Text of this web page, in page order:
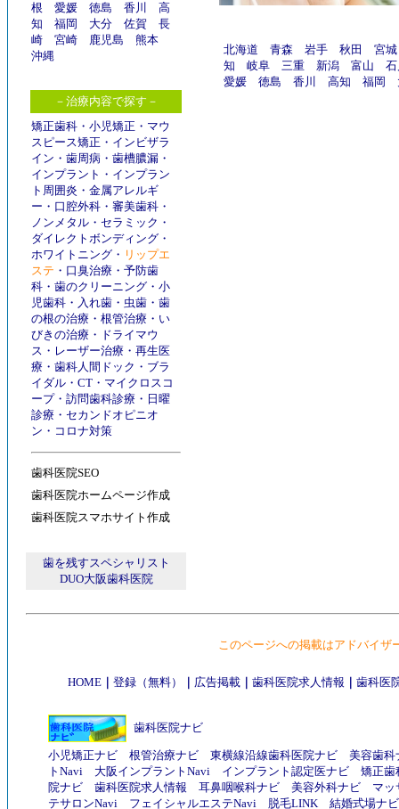
根
愛媛 徳島 香川
高
知
福岡 大分 佐賀
長
崎
宮崎 鹿児島
熊本
沖縄
－治療内容で探す－
矯正歯科 ・ 小児矯正 ・ マウ
スピース矯正 ・ インビザラ
イン ・ 歯周病 ・ 歯槽膿漏 ・
インプラント ・ インプラン
ト周囲炎 ・ 金属アレルギ
ー ・ 口腔外科 ・ 審美歯科 ・
ノンメタル ・ セラミック ・
ダイレクトボンディング ・
ホワイトニング ・ リップエ
ステ ・ 口臭治療 ・ 予防歯
科 ・ 歯のクリーニング ・ 小
児歯科 ・ 入れ歯 ・ 虫歯 ・ 歯
の根の治療 ・ 根管治療 ・ い
びきの治療 ・ ドライマウ
ス ・ レーザー治療 ・ 再生医
療 ・ 歯科人間ドック ・ ブラ
イダル ・ CT ・ マイクロスコ
ープ・ 訪問歯科診療 ・ 日曜
診療 ・ セカンドオピニオ
ン ・ コロナ対策
歯科医院SEO
歯科医院ホームページ作成
歯科医院スマホサイト作成
歯を残すスペシャリスト
DUO大阪歯科医院
北海道 青森 岩手 秋田
宮城
知
岐阜 三重 新潟 富山
愛媛
徳島 香川 高知 福岡
このページへの掲載はアドバイザ
HOME 登録（無料） 広告掲載 歯科医院求人情報 歯科医
歯科医院ナビ
小児矯正ナビ 根管治療ナビ 東横線沿線歯科医院ナビ
美容歯科
トNavi
大阪インプラントNavi インプラント認定医ナビ
矯正歯
院ナビ
歯科医院求人情報 耳鼻咽喉科ナビ 美容外科ナビ
マッ
テサロンNavi
フェイシャルエステNavi 脱毛LINK 結婚式場ナビ